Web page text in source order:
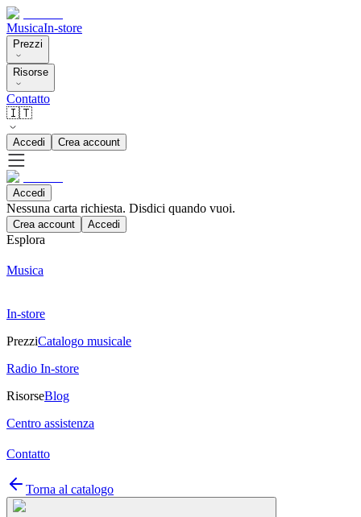
MusicaIn-store
Prezzi
Risorse
Contatto
🇮🇹
Accedi Crea account
Accedi
Nessuna carta richiesta. Disdici quando vuoi.
Crea account Accedi
Esplora
Musica
In-store
PrezziCatalogo musicale
Radio In-store
RisorseBlog
Centro assistenza
Contatto
Torna al catalogo